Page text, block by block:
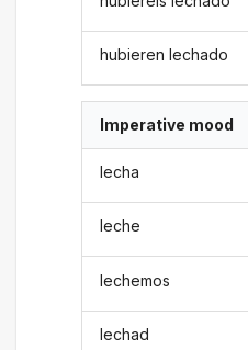
hubieren lechado
Imperative mood
lecha
leche
lechemos
lechad